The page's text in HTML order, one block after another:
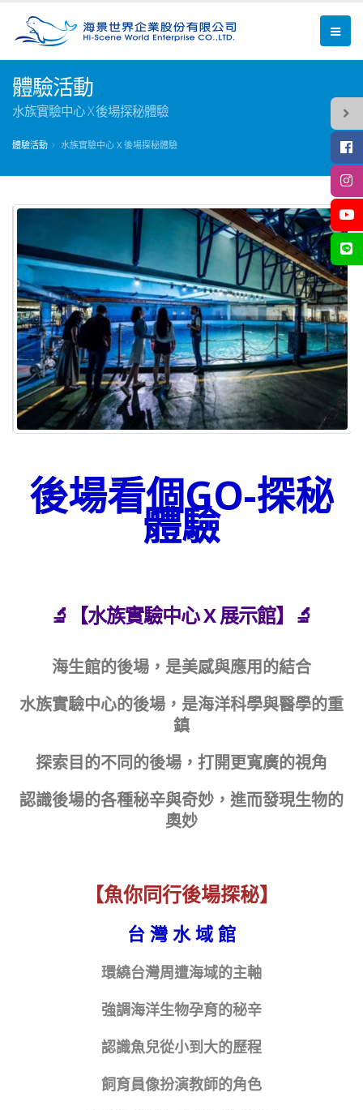
體驗活動
水族實驗中心 X 後場探秘體驗
體驗活動 水族實驗中心 X 後場探秘體驗
後場看個GO-探秘
體驗
🔬【水族實驗中心 X 展示館】🔬
海生館的後場，是美感與應用的結合
水族實驗中心的後場，是海洋科學與醫學的重
鎮
探索目的不同的後場，打開更寬廣的視角
認識後場的各種秘辛與奇妙，進而發現生物的
奧妙
【魚你同行後場探秘】
台 灣 水 域 館
環繞台灣周遭海域的主軸
強調海洋生物孕育的秘辛
認識魚兒從小到大的歷程
飼育員像扮演教師的角色